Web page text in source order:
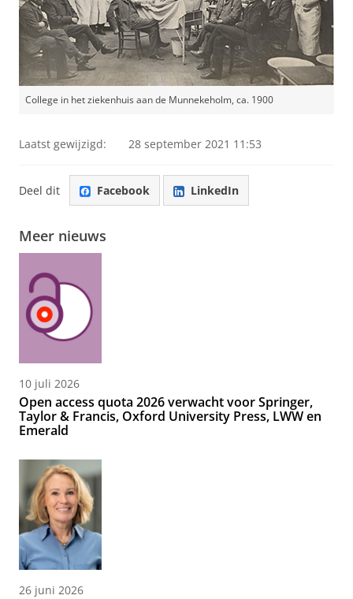
College in het ziekenhuis aan de Munnekeholm, ca. 1900
Laatst gewijzigd: 28 september 2021 11:53
Deel dit Facebook LinkedIn
Meer nieuws
10 juli 2026
Open access quota 2026 verwacht voor Springer,
Taylor & Francis, Oxford University Press, LWW en
Emerald
26 juni 2026